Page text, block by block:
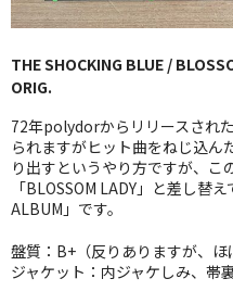
BLUE NOTE
JAZZ-EU
JAZZ-JP
JAZZ-VOCAL
J-POP
ROCK
THE SHOCKING BLUE /
ORIG.
72年polydorからリリースされ
られますがヒット曲をねじ込ん
り出すというやり方ですが、こ
「BLOSSOM LADY」と差し替
ALBUM」です。
盤質：B+（反りありますが、ほ
ジャケット：内ジャケしみ、帯